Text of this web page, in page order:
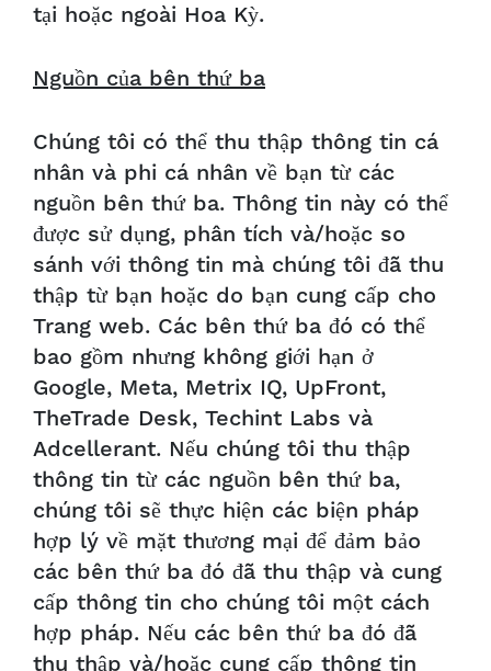
tại hoặc ngoài Hoa Kỳ.
Nguồn của bên thứ ba
Chúng tôi có thể thu thập thông tin cá
nhân và phi cá nhân về bạn từ các
nguồn bên thứ ba. Thông tin này có thể
được sử dụng, phân tích và/hoặc so
sánh với thông tin mà chúng tôi đã thu
thập từ bạn hoặc do bạn cung cấp cho
Trang web. Các bên thứ ba đó có thể
bao gồm nhưng không giới hạn ở
Google, Meta, Metrix IQ, UpFront,
TheTrade Desk, Techint Labs và
Adcellerant. Nếu chúng tôi thu thập
thông tin từ các nguồn bên thứ ba,
chúng tôi sẽ thực hiện các biện pháp
hợp lý về mặt thương mại để đảm bảo
các bên thứ ba đó đã thu thập và cung
cấp thông tin cho chúng tôi một cách
hợp pháp. Nếu các bên thứ ba đó đã
thu thập và/hoặc cung cấp thông tin